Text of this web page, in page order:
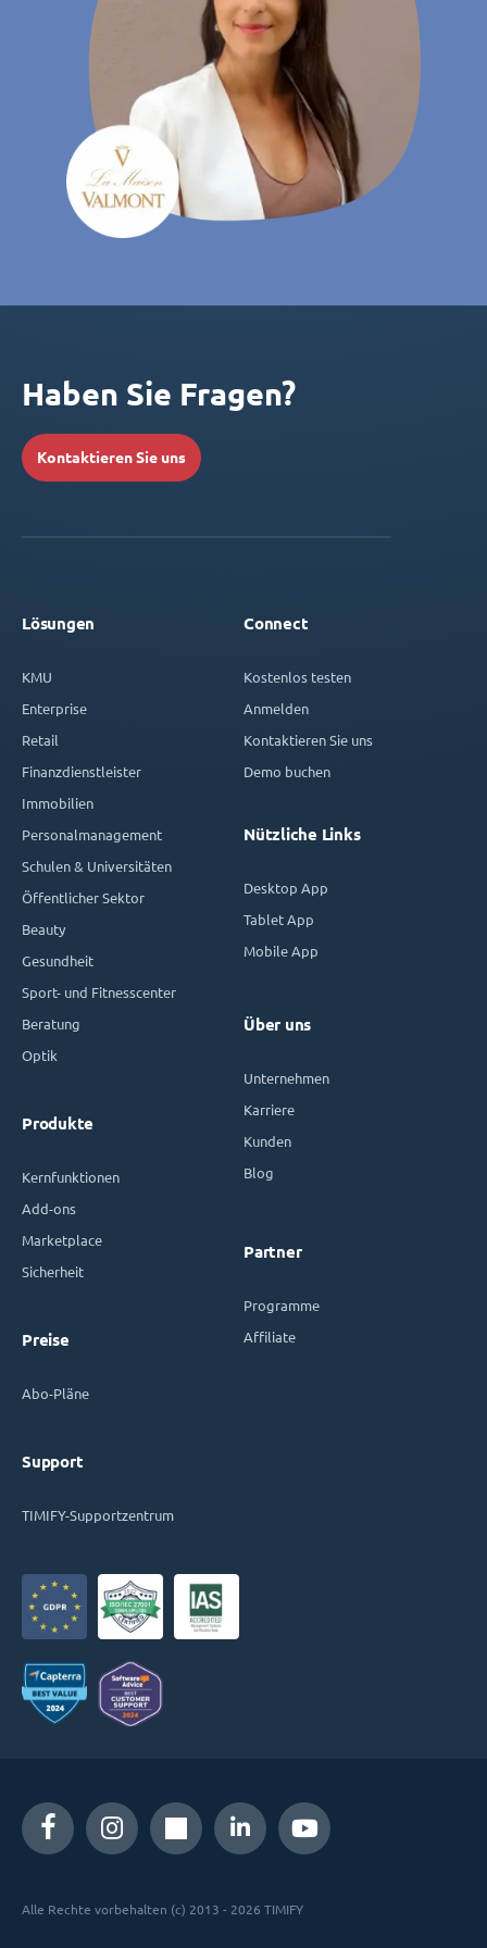
Haben Sie Fragen?
Kontaktieren Sie uns
Lösungen
KMU
Enterprise
Retail
Finanzdienstleister
Immobilien
Personalmanagement
Schulen & Universitäten
Öffentlicher Sektor
Beauty
Gesundheit
Sport- und Fitnesscenter
Beratung
Optik
Produkte
Kernfunktionen
Add-ons
Marketplace
Sicherheit
Preise
Abo-Pläne
Support
TIMIFY-Supportzentrum
Connect
Kostenlos testen
Anmelden
Kontaktieren Sie uns
Demo buchen
Nützliche Links
Desktop App
Tablet App
Mobile App
Über uns
Unternehmen
Karriere
Kunden
Blog
Partner
Programme
Affiliate
Alle Rechte vorbehalten (c) 2013 - 2026 TIMIFY